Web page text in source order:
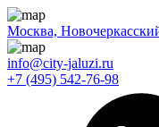
Москва,
info@city-jaluzi.ru
+7 (495) 542-76-98